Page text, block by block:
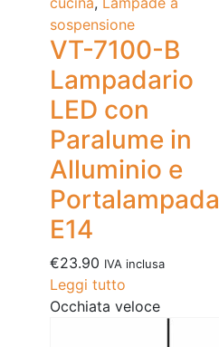
sospensione
VT-7100-B
Lampadario
LED con
Paralume in
Alluminio e
Portalampada
E14
€23.90 IVA inclusa
Leggi tutto
Occhiata veloce